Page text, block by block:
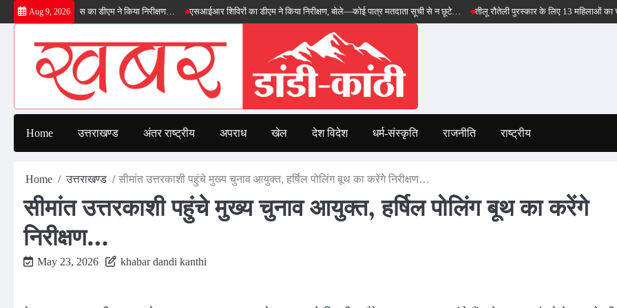
Skip
to
Aug 9, 2026
बाईपास का डीएम ने किया निरीक्षण… एसआईआर शिविरों का डीएम ने किया निरीक्षण, बोले—कोई पात्र मतदाता सूची से न छूटे… तीलू रौतेली पुरस्कार के लिए 13 महिलाओं का चयन, 35
Home उत्तराखण्ड अंतर राष्ट्रीय अपराध खेल देश विदेश धर्म-संस्कृति राजनीति राष्ट्रीय
Home उत्तराखण्ड सीमांत उत्तरकाशी पहुंचे मुख्य चुनाव आयुक्त, हर्षिल पोलिंग बूथ का करेंगे निरीक्षण…
सीमांत उत्तरकाशी पहुंचे मुख्य चुनाव आयुक्त, हर्षिल पोलिंग बूथ का करेंगे
निरीक्षण…
May 23, 2026 khabar dandi kanthi